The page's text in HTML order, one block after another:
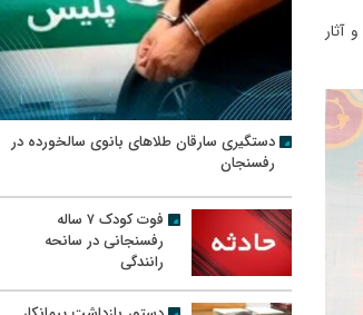
دستگیری سارقان طلاهای بانوی سالخورده در
رفسنجان
فوت کودک ۷ ساله
رفسنجانی در سانحه
رانندگی